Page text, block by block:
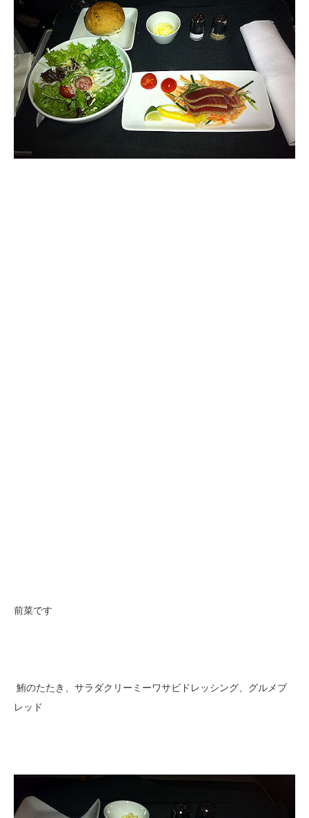
前菜です
鮪のたたき、サラダクリーミーワサビドレッシング、グルメブ
レッド